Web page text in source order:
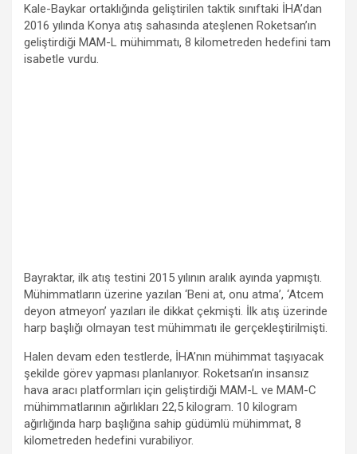
Kale-Baykar ortaklığında geliştirilen taktik sınıftaki İHA’dan
2016 yılında Konya atış sahasında ateşlenen Roketsan’ın
geliştirdiği MAM-L mühimmatı, 8 kilometreden hedefini tam
isabetle vurdu.
Bayraktar, ilk atış testini 2015 yılının aralık ayında yapmıştı.
Mühimmatların üzerine yazılan ‘Beni at, onu atma’, ‘Atcem
deyon atmeyon’ yazıları ile dikkat çekmişti. İlk atış üzerinde
harp başlığı olmayan test mühimmatı ile gerçekleştirilmişti.
Halen devam eden testlerde, İHA’nın mühimmat taşıyacak
şekilde görev yapması planlanıyor. Roketsan’ın insansız
hava aracı platformları için geliştirdiği MAM-L ve MAM-C
mühimmatlarının ağırlıkları 22,5 kilogram. 10 kilogram
ağırlığında harp başlığına sahip güdümlü mühimmat, 8
kilometreden hedefini vurabiliyor.